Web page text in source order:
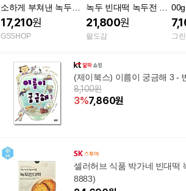
소하게 부쳐낸 녹두빈
대떡 400g x2팩
17,210원
GSSHOP
녹두 빈대떡 녹두전 반
죽 1kg 1팩
21,800원
팔도감
00g
그
(제이북스) 이름이 궁금해 3 -
8,100원
3%7,860원
셀러허브 식품 박가네 빈대떡
8883)